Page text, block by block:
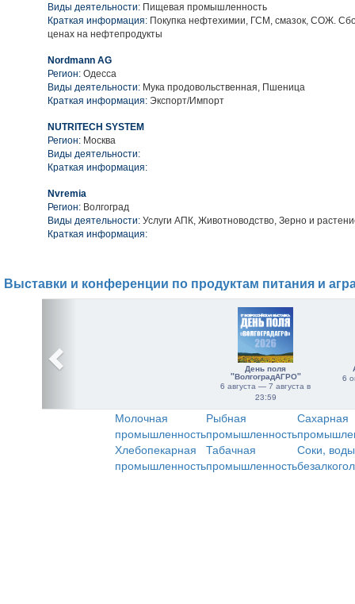
Виды деятельности: Пищевая промышленность
Краткая информация: Покупка нефтехимии, ГСМ, смазок, СОЖ.
ценах на нефтепродукты
Nordmann AG
Регион: Одесса
Виды деятельности: Мука продовольственная, Пшеница
Краткая информация: Экспорт/Импорт
NUTRITECH SYSTEM
Регион: Москва
Виды деятельности:
Краткая информация:
Nvremia
Регион: Волгоград
Виды деятельности: Услуги АПК, Животноводство, Зерно и
Краткая информация:
Выставки и конференции по продуктам питания и
День поля
"ВолгоградАГРО"
6 августа — 7 августа в
23:59
6
Молочная
промышленность
Рыбная
промышленность
Сахарная
Хлебопекарная
промышленность
Табачная
промышленность
Соки,